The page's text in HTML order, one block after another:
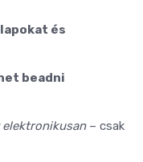
és
beadni
elektronikusan– csak